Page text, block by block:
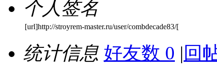
个人签名
[url]http://stroyrem-master.ru/user/combdecade83/[
统计信息 好友数 0 | 回